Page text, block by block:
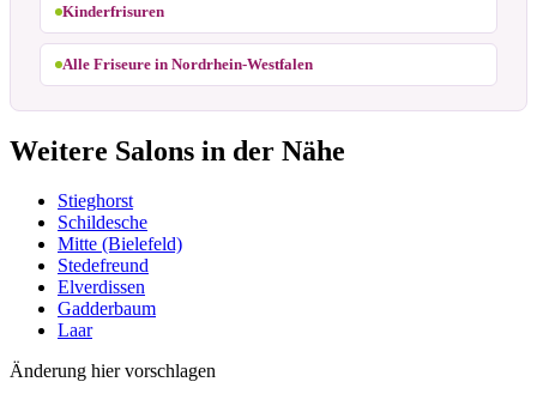
Kinderfrisuren
Alle Friseure in Nordrhein-Westfalen
Weitere Salons in der Nähe
Stieghorst
Schildesche
Mitte (Bielefeld)
Stedefreund
Elverdissen
Gadderbaum
Laar
Änderung hier vorschlagen